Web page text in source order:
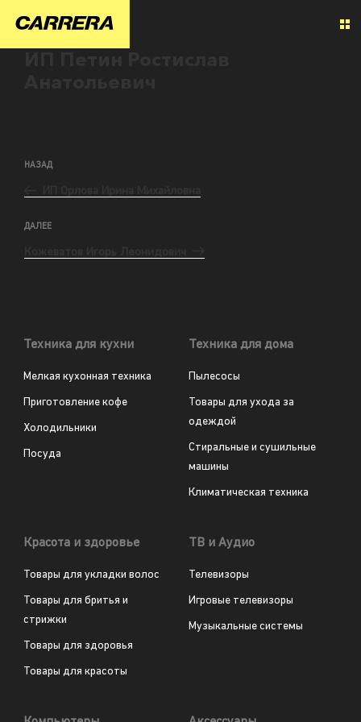
НАЗАД
ДАЛЕЕ
Техника для кухни
Мелкая кухонная техника
Приготовление кофе
Холодильники
Посуда
Техника для дома
Пылесосы
Товары для ухода за
одеждой
Стиральные и сушильные
машины
Климатическая техника
Красота и здоровье
Товары для укладки волос
Товары для бритья и
стрижки
Товары для здоровья
Товары для красоты
ТВ и Аудио
Телевизоры
Игровые телевизоры
Музыкальные системы